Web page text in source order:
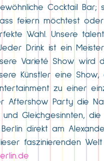
Cocktail
feiern möchtest
Wahl. Unsere
Drink ist ein
Varieté Show wird
Künstler eine
zu einer
Party die
Gleichgesinnten,
direkt am
faszinierenden